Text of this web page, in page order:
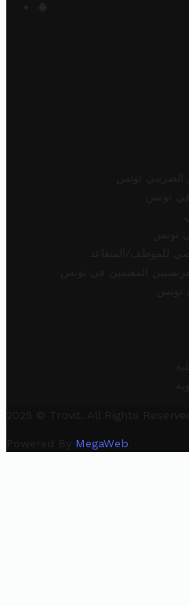
تونس
تونس
تونس
للموظف/المتقاعد
المقيمين في تونس
تونس
2025 © Trovit. All Rights
Powered By MegaWeb